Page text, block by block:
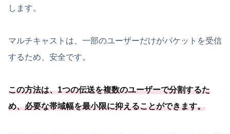
します。
マルチキャストは、一部のユーザーだけがパケットを受信
するため、安全です。
この方法は、1つの伝送を複数のユーザーで分割するた
め、必要な帯域幅を最小限に抑えることができます。